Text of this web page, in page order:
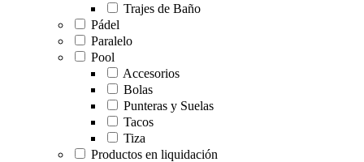
Trajes de Baño
Pádel
Paralelo
Pool
Accesorios
Bolas
Punteras y Suelas
Tacos
Tiza
Productos en liquidación